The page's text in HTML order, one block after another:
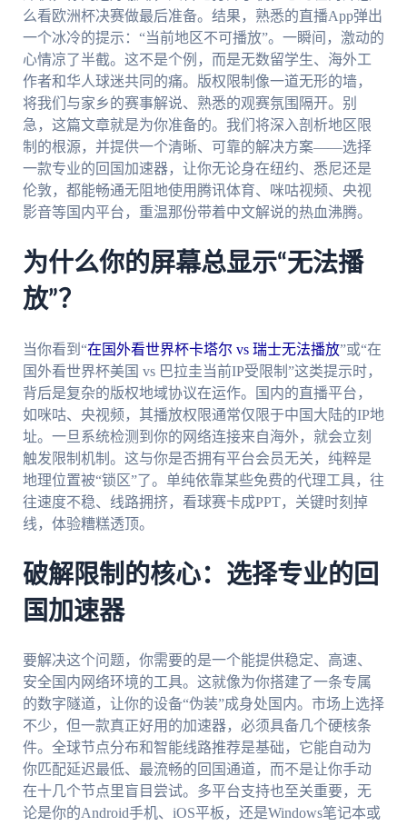
么看欧洲杯决赛做最后准备。结果，熟悉的直播App弹出
一个冰冷的提示：“当前地区不可播放”。一瞬间，激动的
心情凉了半截。这不是个例，而是无数留学生、海外工
作者和华人球迷共同的痛。版权限制像一道无形的墙，
将我们与家乡的赛事解说、熟悉的观赛氛围隔开。别
急，这篇文章就是为你准备的。我们将深入剖析地区限
制的根源，并提供一个清晰、可靠的解决方案——选择
一款专业的回国加速器，让你无论身在纽约、悉尼还是
伦敦，都能畅通无阻地使用腾讯体育、咪咕视频、央视
影音等国内平台，重温那份带着中文解说的热血沸腾。
为什么你的屏幕总显示“无法播
放”？
当你看到“在国外看世界杯卡塔尔 vs 瑞士无法播放”或“在
国外看世界杯美国 vs 巴拉圭当前IP受限制”这类提示时，
背后是复杂的版权地域协议在运作。国内的直播平台，
如咪咕、央视频，其播放权限通常仅限于中国大陆的IP地
址。一旦系统检测到你的网络连接来自海外，就会立刻
触发限制机制。这与你是否拥有平台会员无关，纯粹是
地理位置被“锁区”了。单纯依靠某些免费的代理工具，往
往速度不稳、线路拥挤，看球赛卡成PPT，关键时刻掉
线，体验糟糕透顶。
破解限制的核心：选择专业的回
国加速器
要解决这个问题，你需要的是一个能提供稳定、高速、
安全国内网络环境的工具。这就像为你搭建了一条专属
的数字隧道，让你的设备“伪装”成身处国内。市场上选择
不少，但一款真正好用的加速器，必须具备几个硬核条
件。全球节点分布和智能线路推荐是基础，它能自动为
你匹配延迟最低、最流畅的回国通道，而不是让你手动
在十几个节点里盲目尝试。多平台支持也至关重要，无
论是你的Android手机、iOS平板，还是Windows笔记本或